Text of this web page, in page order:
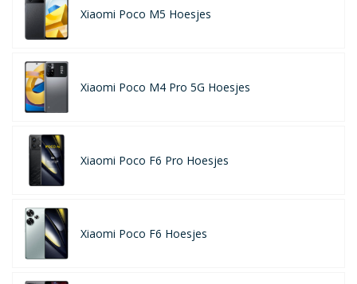
Xiaomi Poco M5 Hoesjes
Xiaomi Poco M4 Pro 5G Hoesjes
Xiaomi Poco F6 Pro Hoesjes
Xiaomi Poco F6 Hoesjes